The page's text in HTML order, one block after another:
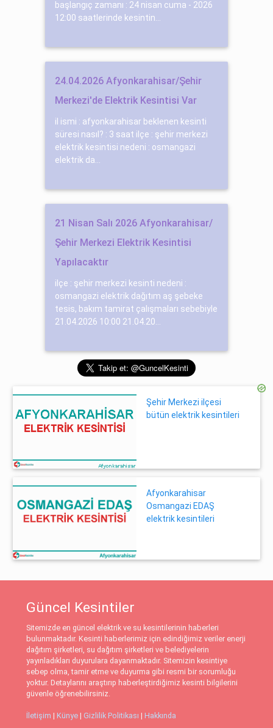
başlangıç zamanı : 24 nisan cuma - 2026
12:00 saatlerinde kesintin...
24.04.2026 Afyonkarahisar/Şehir
Merkezi'de Elektrik Kesintisi Var
il ismi : afyonkarahisar beklenen kesinti
süresi nasıl? : 3 saat ilçe : şehir merkezi
elektrik kesintisi nedeni : osmangazi
elektrik da...
21 Nisan Salı 2026 Afyonkarahisar/
Şehir Merkezi Elektrik Kesintisi
Yapılacaktır
ilçe : şehir merkezi kesinti nedeni :
osmangazi elektrik dağıtım aş şebeke
tesis, bakım tamirat çalışmaları sebebiyle
21.04.2026 10:00 21.04.20...
Şehir Merkezi ilçesi
bütün elektrik kesintileri
Afyonkarahisar
Osmangazi EDAŞ
elektrik kesintileri
Güncel Kesintiler
Sitemizde en güncel elektrik ve su kesintilerinin haberleri
bulunmaktadır. Kesinti haberlerimiz için edindiğimiz veriler enerji
dağıtım şirketleri, su dağıtım şirketleri ve belediyelerin
yayınladıkları duyurulara dayanmaktadır. Sitemizin kesintiye
sebep olma, tamir etme ve duyurma gibi resmi bir sorumluğu
yoktur. Detaylarını araştırıp haberleştirdiğimiz kesinti bilgilerini
güvenle öğrenebilirsiniz.
İletişim | Künye | Gizlilik Politikası | Hakkında